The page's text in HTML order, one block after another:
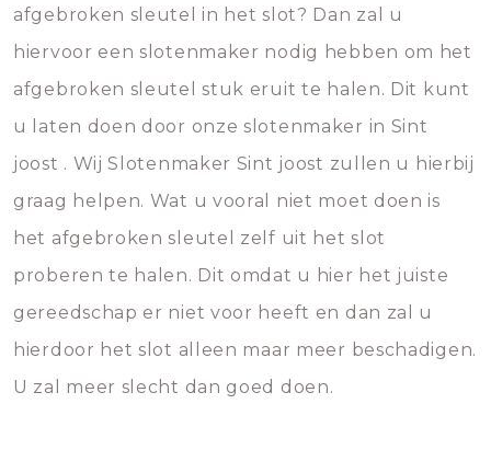
afgebroken sleutel in het slot? Dan zal u
hiervoor een slotenmaker nodig hebben om het
afgebroken sleutel stuk eruit te halen. Dit kunt
u laten doen door onze slotenmaker in Sint
joost . Wij Slotenmaker Sint joost zullen u hierbij
graag helpen. Wat u vooral niet moet doen is
het afgebroken sleutel zelf uit het slot
proberen te halen. Dit omdat u hier het juiste
gereedschap er niet voor heeft en dan zal u
hierdoor het slot alleen maar meer beschadigen.
U zal meer slecht dan goed doen.